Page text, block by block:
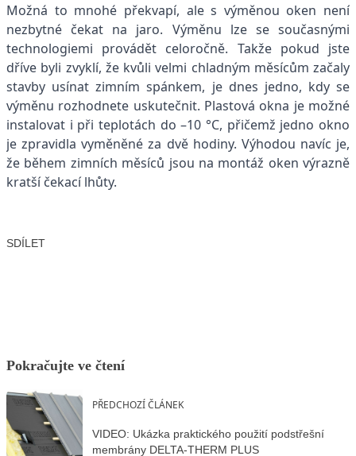
Možná to mnohé překvapí, ale s výměnou oken není
nezbytné čekat na jaro. Výměnu lze se současnými
technologiemi provádět celoročně. Takže pokud jste
dříve byli zvyklí, že kvůli velmi chladným měsícům začaly
stavby usínat zimním spánkem, je dnes jedno, kdy se
výměnu rozhodnete uskutečnit. Plastová okna je možné
instalovat i při teplotách do –10 °C, přičemž jedno okno
je zpravidla vyměněné za dvě hodiny. Výhodou navíc je,
že během zimních měsíců jsou na montáž oken výrazně
kratší čekací lhůty.
SDÍLET
Pokračujte ve čtení
PŘEDCHOZÍ ČLÁNEK
VIDEO: Ukázka praktického použití podstřešní
membrány DELTA-THERM PLUS